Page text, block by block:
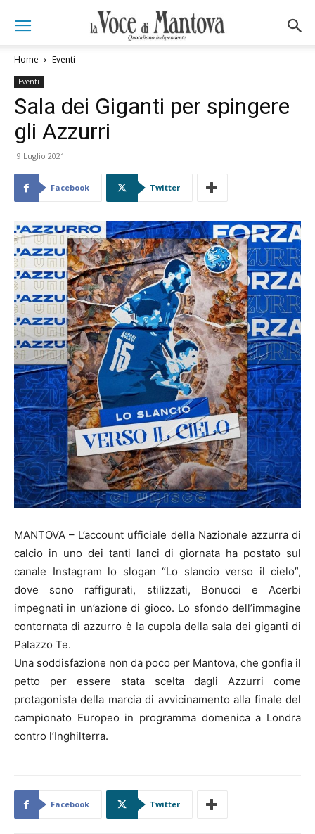
Home Eventi
Eventi
Sala dei Giganti per spingere
gli Azzurri
9 Luglio 2021
Facebook Twitter
MANTOVA – L’account ufficiale della Nazionale azzurra di
calcio in uno dei tanti lanci di giornata ha postato sul
canale Instagram lo slogan “Lo slancio verso il cielo”,
dove sono raffigurati, stilizzati, Bonucci e Acerbi
impegnati in un’azione di gioco. Lo sfondo dell’immagine
contornata di azzurro è la cupola della sala dei giganti di
Palazzo Te.
Una soddisfazione non da poco per Mantova, che gonfia il
petto per essere stata scelta dagli Azzurri come
protagonista della marcia di avvicinamento alla finale del
campionato Europeo in programma domenica a Londra
contro l’Inghilterra.
Facebook Twitter